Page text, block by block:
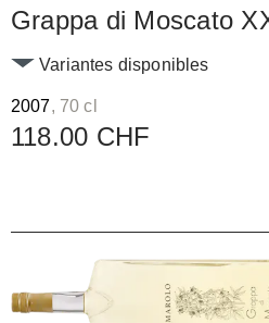
Grappa di Moscato
2007, 70 cl
Variantes disponibles
118.00 CHF